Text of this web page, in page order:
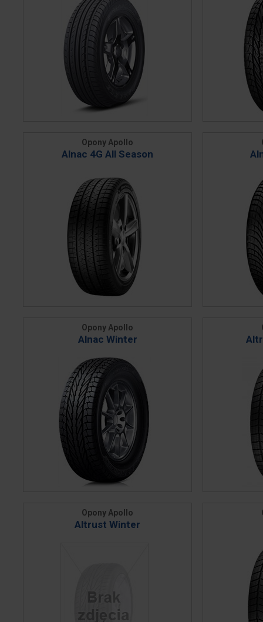
Opony Apollo
Alnac 4G All Season
Opony Apollo
Alnac Winter
Opony Apollo
Altrust Winter